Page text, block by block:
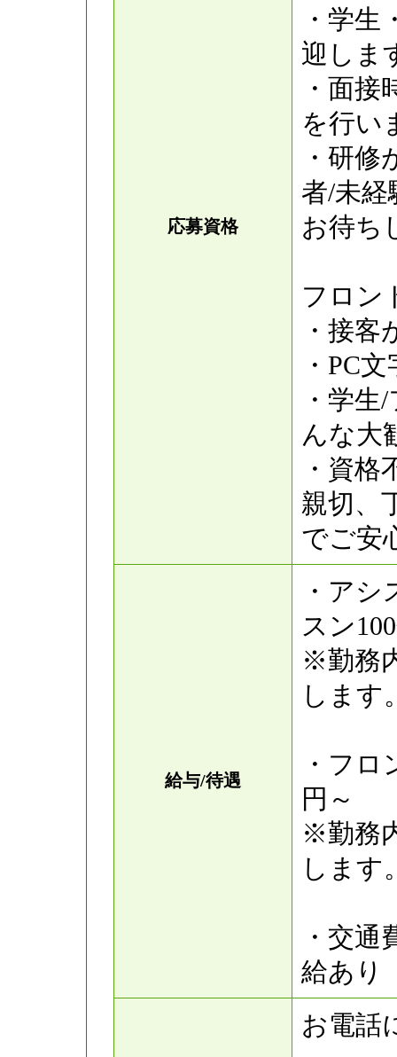
応募資格
・学
迎しま
・面
を行い
・研
者/未
お待ち
フロン
・接客
・PC
・学
んな大
・資
親切、
でご安
給与/待遇
・ア
スン
※勤務
します
・フ
円～
※勤務
します
・交通
給あり
お電話